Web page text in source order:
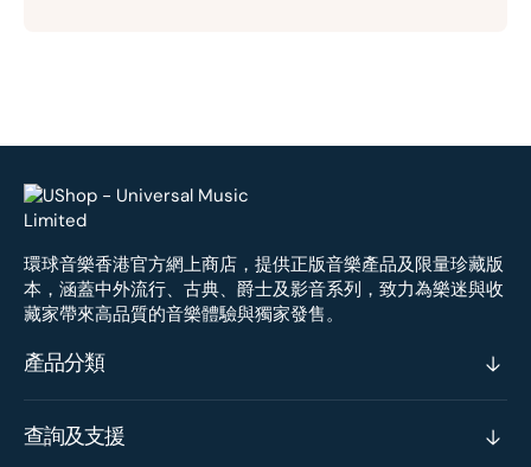
環球音樂香港官方網上商店，提供正版音樂產品及限量珍藏版
本，涵蓋中外流行、古典、爵士及影音系列，致力為樂迷與收
藏家帶來高品質的音樂體驗與獨家發售。
產品分類
查詢及支援